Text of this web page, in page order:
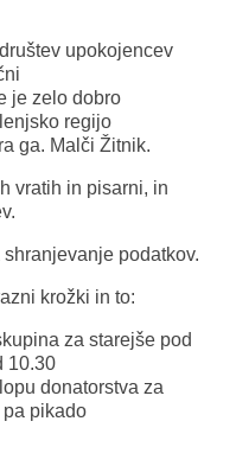
upokojencev
je zelo dobro
regijo
ga. Malči Žitnik.
vratih in pisarni, in
podatkov.
krožki in to:
za starejše pod
10.30
donatorstva za
pa pikado